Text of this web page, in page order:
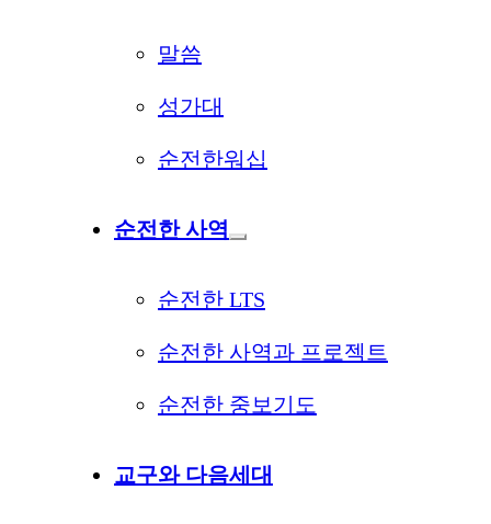
말씀
성가대
순전한워십
순전한 사역
순전한 LTS
순전한 사역과 프로젝트
순전한 중보기도
교구와 다음세대